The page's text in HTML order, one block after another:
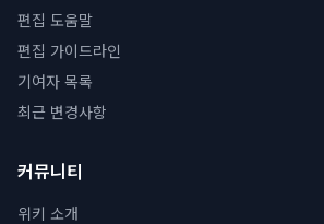
편집 도움말
편집 가이드라인
기여자 목록
최근 변경사항
커뮤니티
위키 소개